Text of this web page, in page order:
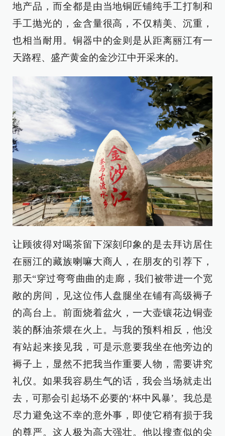
地产品，而全都是由当地铜匠铺纯手工打制和
手工抛光的，金含量很高，不仅精美、沉重，
也相当耐用。铜器中的金则是从距离丽江有一
天路程、盛产黄金的金沙江中开采来的。
让顾彼得对喝茶留下深刻印象的是去拜访居住
在丽江的藏族喇嘛大商人，在朋友的引荐下，
那天“穿过弯弯曲曲的走廊，我们被带进一个宽
敞的房间，见这位伟人盘腿坐在铺有高级褥子
的高台上。前面烧着盆火，一大壶镶花边铜壶
装的酥油茶煨在火上。与我的预料相反，他没
有站起来接见我，可是示意要我坐在他旁边的
褥子上，显然不把我当作重要人物，需要讲究
礼仪。如果我容易生气的话，我会当场就走出
去，可那会引起场不必要的‘杯中风暴’。我总是
尽力避免这不幸的意外事，即使它稍有损于我
的尊严。这人极为高大强壮。他以搜查似的尖